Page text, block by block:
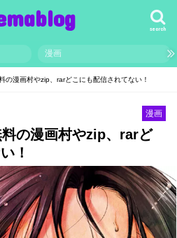
search
漫画
の漫画村やzip、rarどこにも配信されてない！
漫画
の漫画村やzip、rarど
！